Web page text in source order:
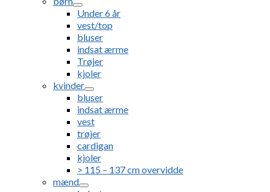
Under 6 år
vest/top
bluser
indsat ærme
Trøjer
kjoler
kvinder
bluser
indsat ærme
vest
trøjer
cardigan
kjoler
> 115 – 137 cm overvidde
mænd